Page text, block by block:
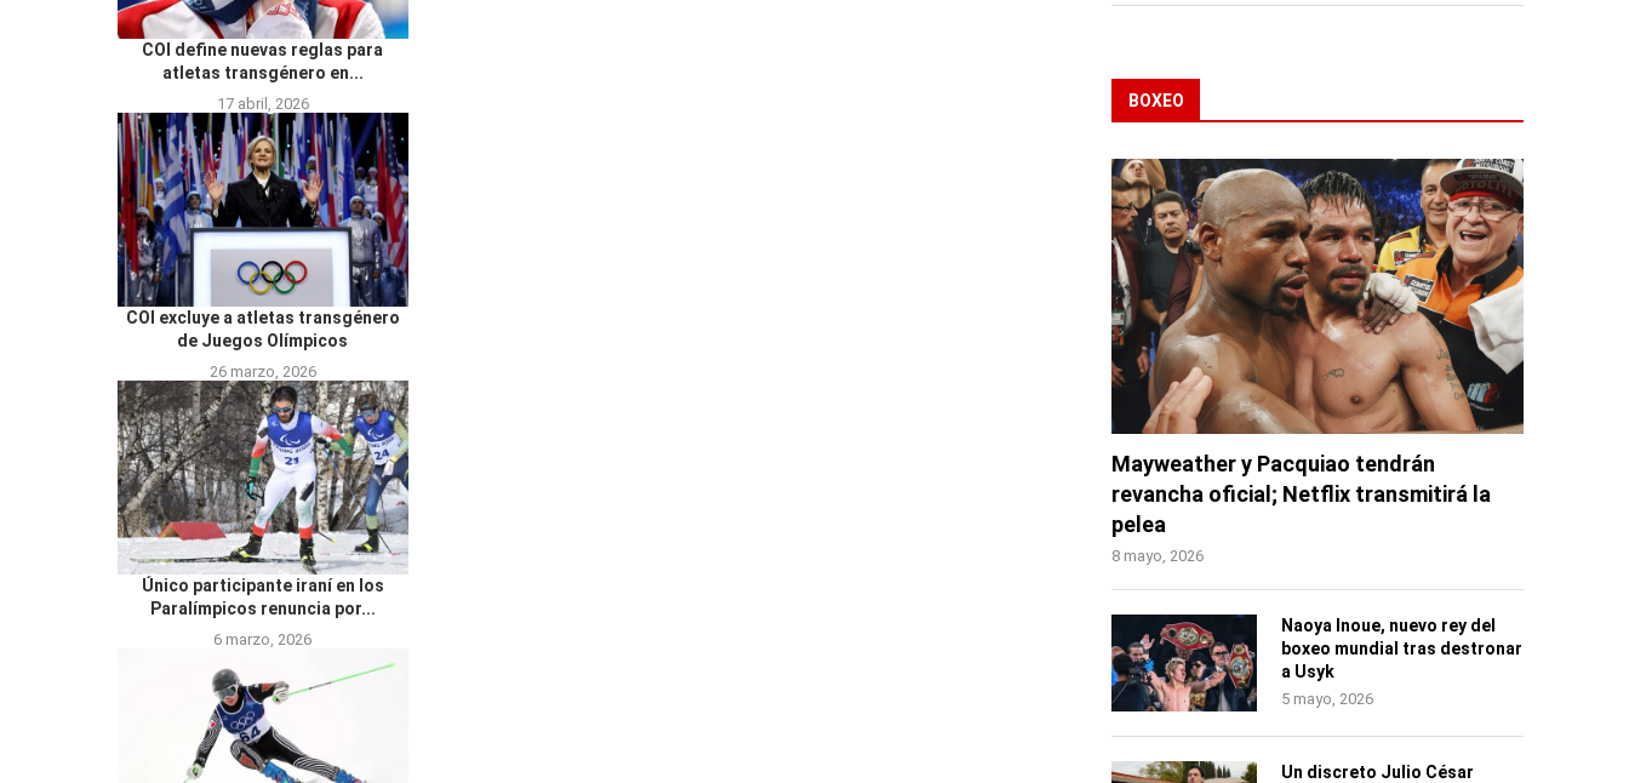
COI define nuevas reglas para
atletas transgénero en...
17 abril, 2026
COI excluye a atletas transgénero
de Juegos Olímpicos
26 marzo, 2026
Único participante iraní en los
Paralímpicos renuncia por...
6 marzo, 2026
BOXEO
Mayweather y Pacquiao tendrán
revancha oficial; Netflix transmitirá la
pelea
8 mayo, 2026
Naoya Inoue, nuevo rey del
boxeo mundial tras destronar
a Usyk
5 mayo, 2026
Un discreto Julio César